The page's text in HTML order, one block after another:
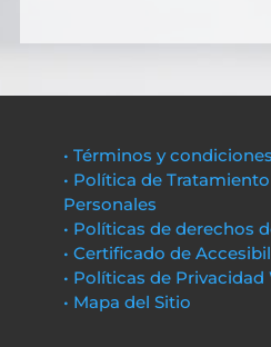
• Términos y condiciones
• Política de
Personales
• Políticas de derechos
• Certificado de
• Políticas de Privacidad
• Mapa del Sitio